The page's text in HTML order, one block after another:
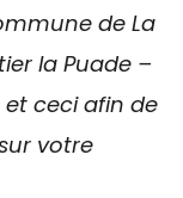
de La
la Puade –
ceci afin de
votre